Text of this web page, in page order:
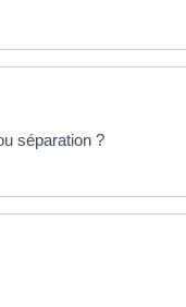
séparation ?